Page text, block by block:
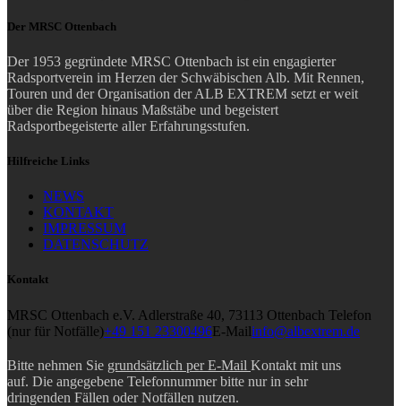
Der MRSC Ottenbach
Der 1953 gegründete MRSC Ottenbach ist ein engagierter
Radsportverein im Herzen der Schwäbischen Alb. Mit Rennen,
Touren und der Organisation der ALB EXTREM setzt er weit
über die Region hinaus Maßstäbe und begeistert
Radsportbegeisterte aller Erfahrungsstufen.
Hilfreiche Links
NEWS
KONTAKT
IMPRESSUM
DATENSCHUTZ
Kontakt
MRSC Ottenbach e.V. Adlerstraße 40, 73113 Ottenbach Telefon
(nur für Notfälle)+49 151 23300496E-Mailinfo@albextrem.de
Bitte nehmen Sie grundsätzlich per E-Mail Kontakt mit uns
auf. Die angegebene Telefonnummer bitte nur in sehr
dringenden Fällen oder Notfällen nutzen.